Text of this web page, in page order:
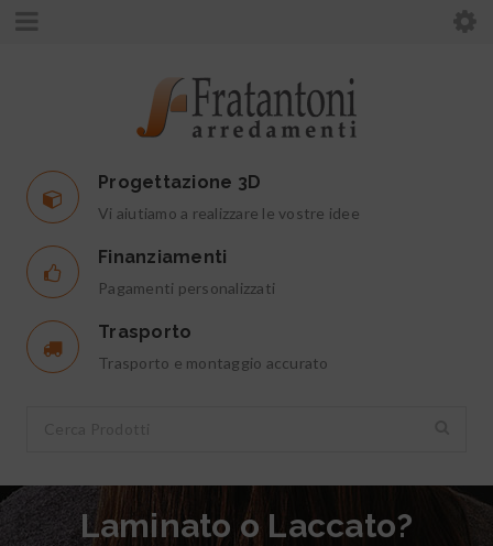
Progettazione 3D
Vi aiutiamo a realizzare le vostre idee
Finanziamenti
Pagamenti personalizzati
Trasporto
Trasporto e montaggio accurato
Laminato o Laccato?